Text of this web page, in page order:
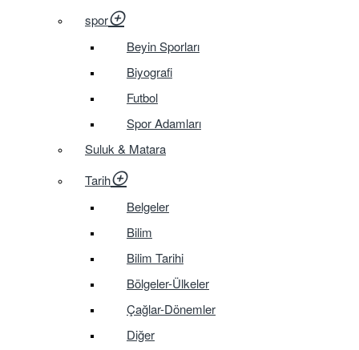
spor
Beyin Sporları
Biyografi
Futbol
Spor Adamları
Suluk & Matara
Tarih
Belgeler
Bilim
Bilim Tarihi
Bölgeler-Ülkeler
Çağlar-Dönemler
Diğer